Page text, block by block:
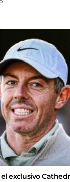
exclusivo